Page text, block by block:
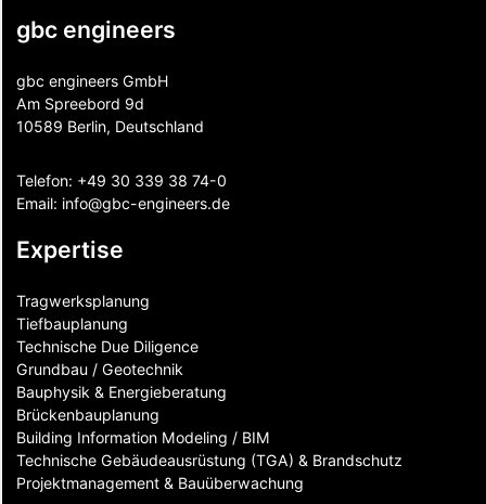
gbc engineers
gbc engineers GmbH
Am Spreebord 9d
10589 Berlin, Deutschland
Telefon: +49 30 339 38 74-0
Email: info@gbc-engineers.de
Expertise
Tragwerksplanung
Tiefbauplanung
Technische Due Diligence
Grundbau / Geotechnik
Bauphysik & Energieberatung
Brückenbauplanung
Building Information Modeling / BIM
Technische Gebäudeausrüstung (TGA) & Brandschutz
Projektmanagement & Bauüberwachung